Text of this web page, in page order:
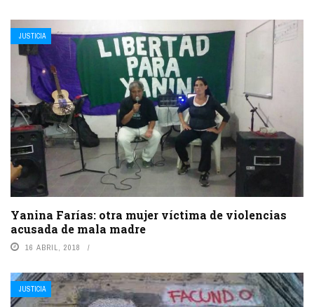
JUSTICIA
Yanina Farías: otra mujer víctima de violencias
acusada de mala madre
16 ABRIL, 2018
JUSTICIA